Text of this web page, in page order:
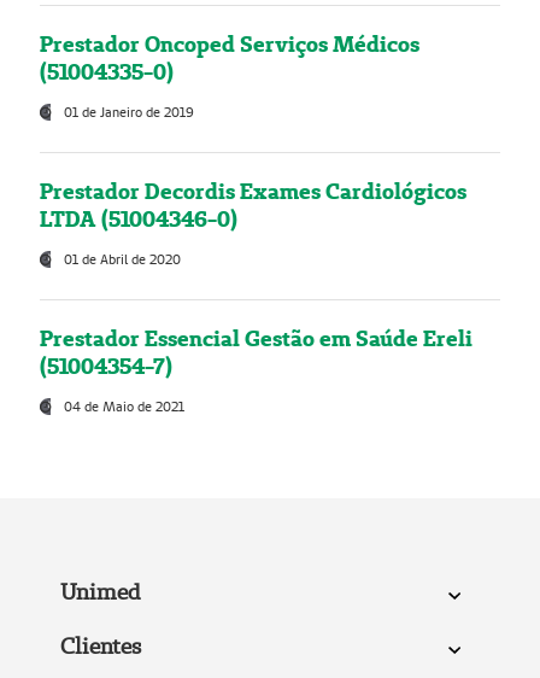
Prestador Oncoped Serviços Médicos
(51004335-0)
01 de Janeiro de 2019
Prestador Decordis Exames Cardiológicos
LTDA (51004346-0)
01 de Abril de 2020
Prestador Essencial Gestão em Saúde Ereli
(51004354-7)
04 de Maio de 2021
Unimed
Clientes